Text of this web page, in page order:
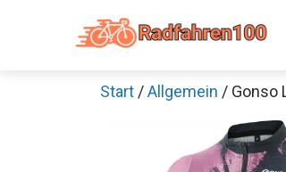
Start /Allgemein / Gonso